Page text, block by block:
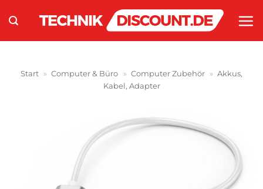
Inhalt
springen
Start » Computer & Büro » Computer Zubehör » Akkus,
Kabel, Adapter